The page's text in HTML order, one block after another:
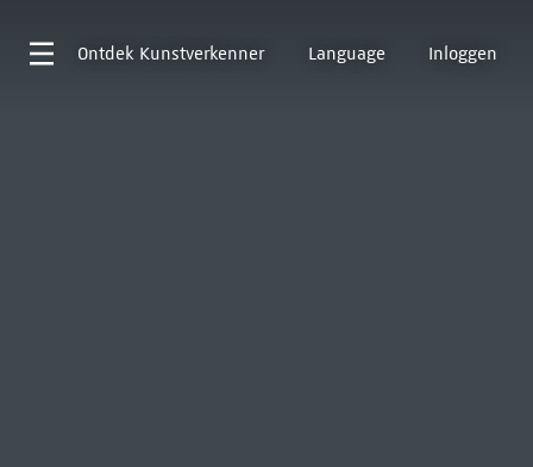
Ontdek Kunstverkenner Language Inloggen